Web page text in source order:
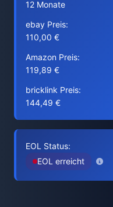
12 Monate
ebay Preis:
110,00 €
Amazon Preis:
119,89 €
bricklink Preis:
144,49 €
EOL Status:
EOL erreicht